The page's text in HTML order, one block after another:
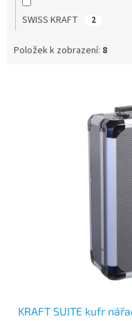
SWISS KRAFT 2
YATO 1
Položek k zobrazení: 8
KRAFT SUITE kufr